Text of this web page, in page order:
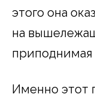
этого она
на
приподнимая
Именно этот